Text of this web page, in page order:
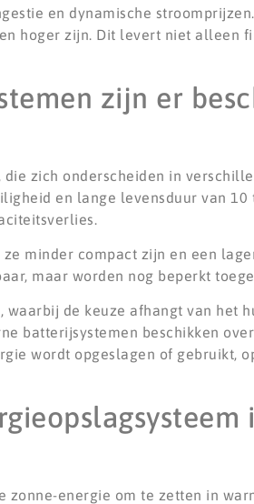
en dynamische
hoger zijn. Dit levert niet alleen
zijn er
die zich onderscheiden in
en lange levensduur van 10
minder compact zijn en een
maar worden nog beperkt
de keuze afhangt van het
batterijsystemen beschikken
wordt opgeslagen of gebruikt,
energie om te zetten in